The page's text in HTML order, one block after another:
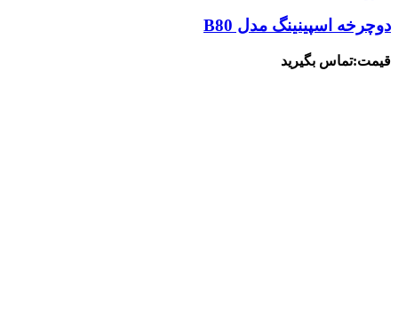
دوچرخه اسپینینگ مدل B80
قیمت:تماس بگیرید